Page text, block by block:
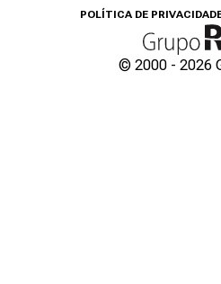
POLÍTICA DE
© 2000 - 2026